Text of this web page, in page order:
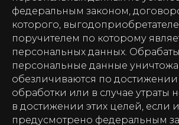
федеральным законом,
которого,
поручителем по которому
персональных данных.
персональные данные
обезличиваются по
обработки или в случае утраты
в достижении этих целей, если
предусмотрено федеральным